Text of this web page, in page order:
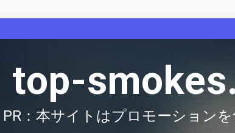
top-
PR：本サイトはプロモーションを